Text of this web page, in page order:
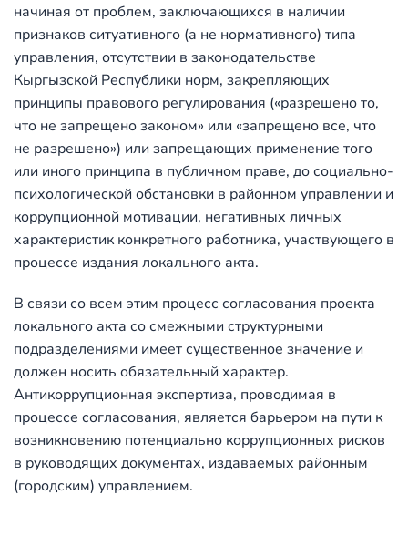
начиная от проблем, заключающихся в наличии
признаков ситуативного (а не нормативного) типа
управления, отсутствии в законодательстве
Кыргызской Республики норм, закрепляющих
принципы правового регулирования («разрешено то,
что не запрещено законом» или «запрещено все, что
не разрешено») или запрещающих применение того
или иного принципа в публичном праве, до социально-
психологической обстановки в районном управлении и
коррупционной мотивации, негативных личных
характеристик конкретного работника, участвующего в
процессе издания локального акта.
В связи со всем этим процесс согласования проекта
локального акта со смежными структурными
подразделениями имеет существенное значение и
должен носить обязательный характер.
Антикоррупционная экспертиза, проводимая в
процессе согласования, является барьером на пути к
возникновению потенциально коррупционных рисков
в руководящих документах, издаваемых районным
(городским) управлением.